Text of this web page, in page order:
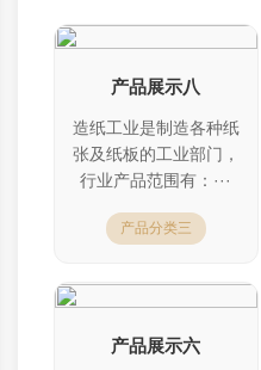
产品展示八
造纸工业是制造各种纸
张及纸板的工业部门，
行业产品范围有：···
产品分类三
产品展示六